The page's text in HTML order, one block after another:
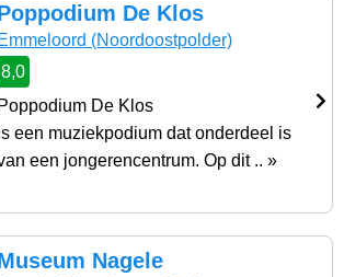
De Klos
Emmeloord (Noordoostpolder)
8,0
Poppodium De Klos
een muziekpodium dat onderdeel is
een jongerencentrum. Op dit .. »
Nagele